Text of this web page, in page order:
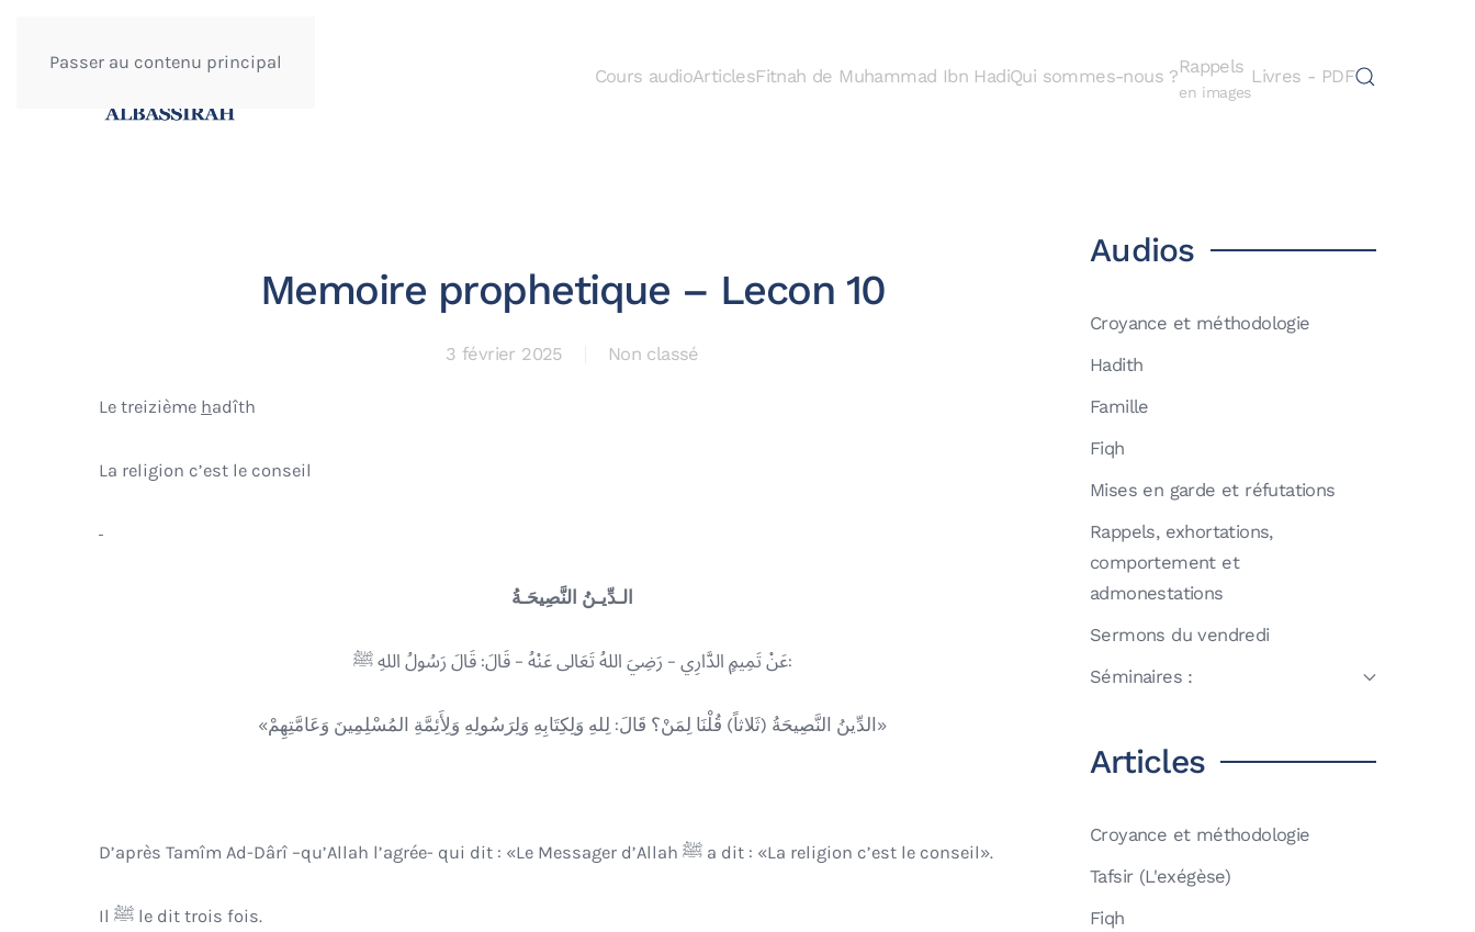
Passer au contenu principal
Cours audioArticlesFitnah de Muhammad Ibn HadiQui sommes-nous ?Rappels
en images
Livres - PDF
Memoire prophetique – Lecon 10
3 février 2025 Non classé
Le treizième hadîth
La religion c’est le conseil
الـدِّيـنُ النَّصِيحَـةُ
عَنْ تَمِيمٍ الدَّارِي – رَضِيَ اللهُ تَعَالى عَنْهُ – قَالَ: قَالَ رَسُولُ اللهِ ﷺ:
«الدِّينُ النَّصِيحَةُ (ثَلاثاً) قُلْنَا لِمَنْ؟ قَالَ: لِلهِ وَلِكِتَابِهِ وَلِرَسُولِهِ وَلِأَئِمَّةِ المُسْلِمِينَ وَعَامَّتِهِمْ»
D’après Tamîm Ad-Dârî –qu’Allah l’agrée- qui dit : «Le Messager d’Allah ﷺ a dit : «La religion c’est le conseil».
Il ﷺ le dit trois fois.
Audios
Croyance et méthodologie
Hadith
Famille
Fiqh
Mises en garde et réfutations
Rappels, exhortations,
comportement et
admonestations
Sermons du vendredi
Séminaires :
Articles
Croyance et méthodologie
Tafsir (L'exégèse)
Fiqh